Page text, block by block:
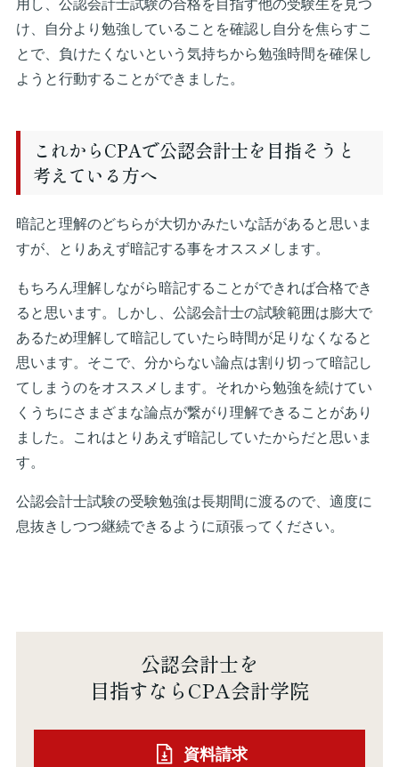
用し、公認会計士試験の合格を目指す他の受験生を見つ
け、自分より勉強していることを確認し自分を焦らすこ
とで、負けたくないという気持ちから勉強時間を確保し
ようと行動することができました。
これからCPAで公認会計士を目指そうと
考えている方へ
暗記と理解のどちらが大切かみたいな話があると思いま
すが、とりあえず暗記する事をオススメします。
もちろん理解しながら暗記することができれば合格でき
ると思います。しかし、公認会計士の試験範囲は膨大で
あるため理解して暗記していたら時間が足りなくなると
思います。そこで、分からない論点は割り切って暗記し
てしまうのをオススメします。それから勉強を続けてい
くうちにさまざまな論点が繋がり理解できることがあり
ました。これはとりあえず暗記していたからだと思いま
す。
公認会計士試験の受験勉強は長期間に渡るので、適度に
息抜きしつつ継続できるように頑張ってください。
公認会計士を
目指すならCPA会計学院
資料請求